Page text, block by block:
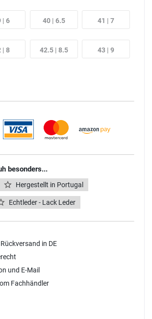
| 6 40 | 6.5 41 | 7
| 8 42.5 | 8.5 43 | 9
besonders...
Hergestellt in Portugal
Echtleder - Lack Leder
in DE
und E-Mail
Fachhändler